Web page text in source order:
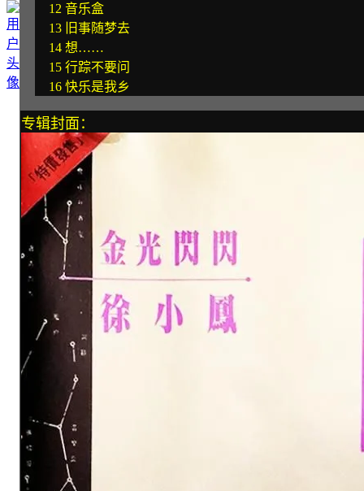
12 音乐盒
13 旧事随梦去
14 想……
15 行踪不要问
16 快乐是我乡
专辑封面：